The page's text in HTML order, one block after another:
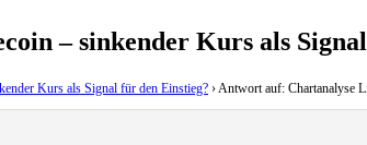
– sinkender Kurs als
Kurs als Signal für den Einstieg? ›Antwort auf: Chartanalyse